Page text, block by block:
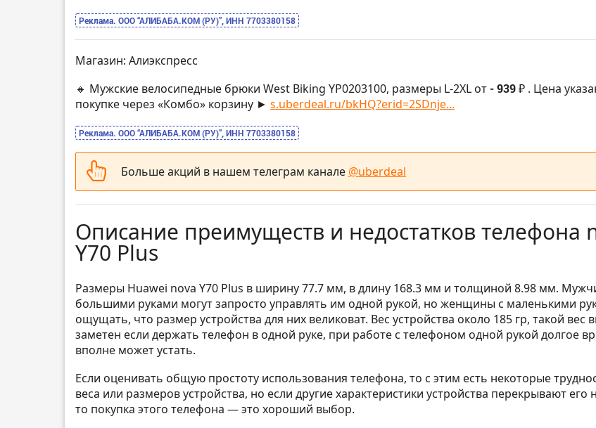
Реклама. ООО “АЛИБАБА.КОМ (РУ)”, ИНН 7703380158
Магазин: Алиэкспресс
🔸 Мужские велосипедные брюки West Biking YP0203100, размеры L-2XL от- 939 ₽ . Цена
покупке через «Комбо» корзину ► s.uberdeal.ru/bkHQ?erid=2SDnje...
Реклама. ООО “АЛИБАБА.КОМ (РУ)”, ИНН 7703380158
Больше акций в нашем телеграм канале @uberdeal
Описание преимуществ и недостатков телефона
Y70 Plus
Размеры Huawei nova Y70 Plus в ширину 77.7 мм, в длину 168.3 мм и толщиной 8.98 мм.
большими руками могут запросто управлять им одной рукой, но женщины с маленькими
ощущать, что размер устройства для них великоват. Вес устройства около 185 гр, такой вес
заметен если держать телефон в одной руке, при работе с телефоном одной рукой долгое
вполне может устать.
Если оценивать общую простоту использования телефона, то с этим есть некоторые
веса или размеров устройства, но если другие характеристики устройства перекрывают его
то покупка этого телефона — это хороший выбор.